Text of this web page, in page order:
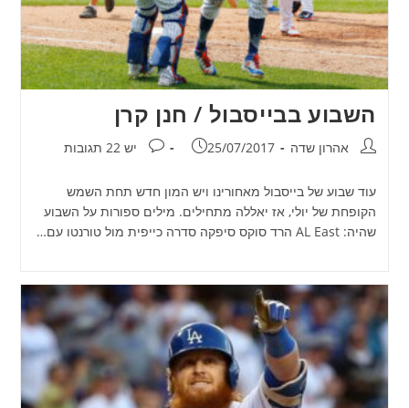
השבוע בבייסבול / חנן קרן
מחבר:אהרון שדה פורסם:
25/07/2017 תגובות:
יש 22 תגובות
עוד שבוע של בייסבול מאחורינו ויש המון חדש תחת השמש
הקופחת של יולי, אז יאללה מתחילים. מילים ספורות על השבוע
שהיה: AL East הרד סוקס סיפקה סדרה כייפית מול טורנטו עם…